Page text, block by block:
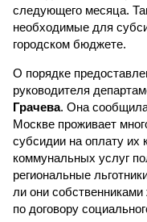
следующего месяца.
необходимые для
городском бюджете.
О порядке
руководителя
Грачева. Она
Москве проживает
субсидии на оплату их
коммунальных услуг
региональные
ли они
по договору